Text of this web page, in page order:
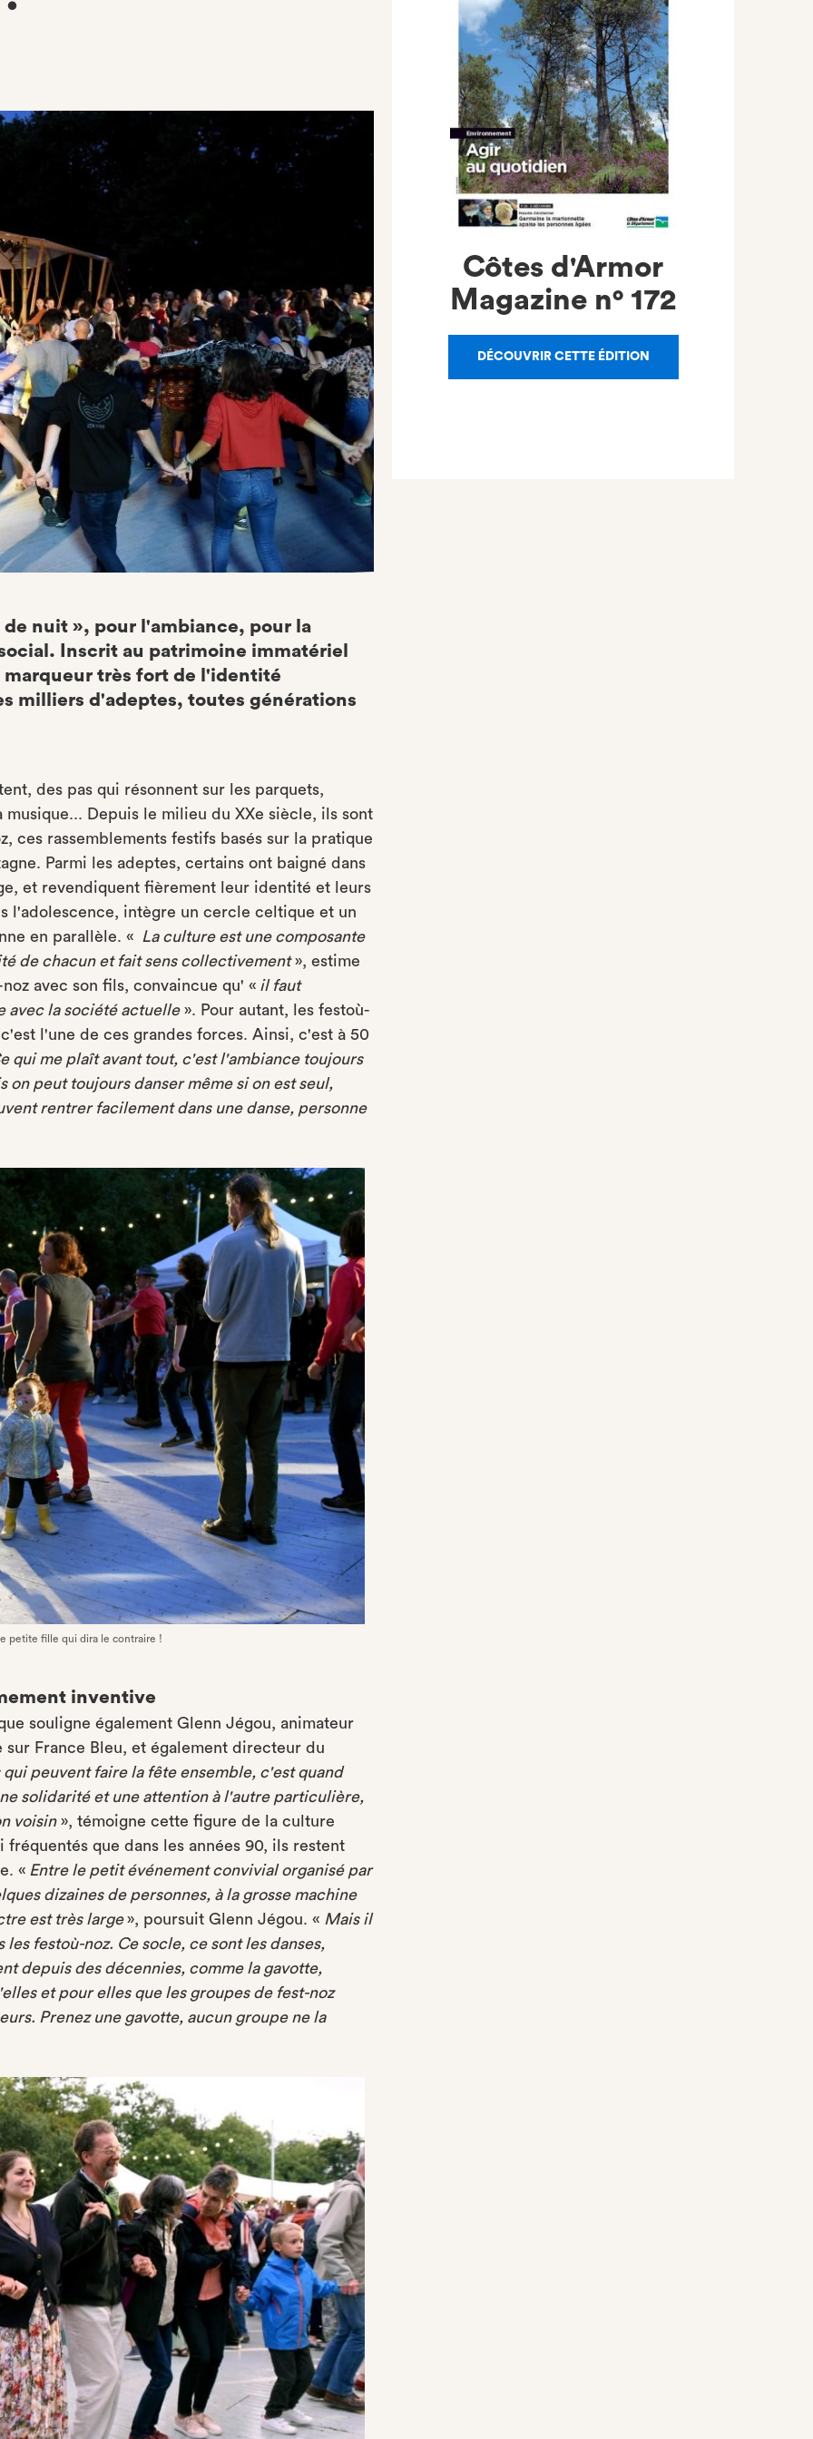
nuit », pour l'ambiance, pour la
Inscrit au patrimoine immatériel
marqueur très fort de l'identité
milliers d'adeptes, toutes générations
des pas qui résonnent sur les parquets,
Depuis le milieu du XXe siècle, ils sont
ces rassemblements festifs basés sur la pratique
Parmi les adeptes, certains ont baigné dans
et revendiquent fièrement leur identité et leurs
l'adolescence, intègre un cercle celtique et un
en parallèle. «
La culture est une composante
de chacun et fait sens collectivement», estime
avec son fils, convaincue qu' « il faut
avec la société actuelle». Pour autant, les festoù-
l'une de ces grandes forces. Ainsi, c'est à 50
qui me plaît avant tout, c'est l'ambiance toujours
peut toujours danser même si on est seul,
rentrer facilement dans une danse, personne
petite fille qui dira le contraire !
inventive
souligne également Glenn Jégou, animateur
France Bleu, et également directeur du
peuvent faire la fête ensemble, c'est quand
solidarité et une attention à l'autre particulière,
voisin», témoigne cette figure de la culture
que dans les années 90, ils restent
« Entre le petit événement convivial organisé par
dizaines de personnes, à la grosse machine
est très large», poursuit Glenn Jégou. « Mais il
festoù-noz. Ce socle, ce sont les danses,
depuis des décennies, comme la gavotte,
et pour elles que les groupes de fest-noz
Prenez une gavotte, aucun groupe ne la
Côtes d'Armor
Magazine n° 172
DÉCOUVRIR CETTE ÉDITION